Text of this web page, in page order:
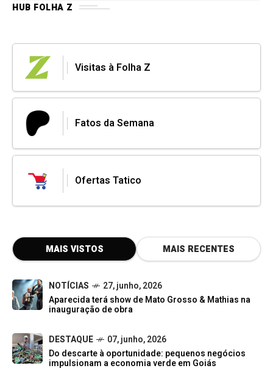
HUB FOLHA Z
Visitas à Folha Z
Fatos da Semana
Ofertas Tatico
MAIS VISTOS MAIS RECENTES
NOTÍCIAS
27, junho, 2026
Aparecida terá show de Mato Grosso & Mathias na
inauguração de obra
DESTAQUE
07, junho, 2026
Do descarte à oportunidade: pequenos negócios
impulsionam a economia verde em Goiás